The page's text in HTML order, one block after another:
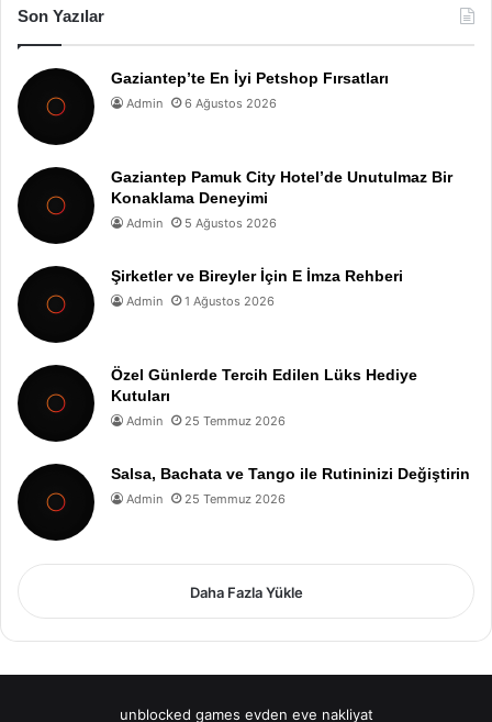
Son Yazılar
Gaziantep’te En İyi Petshop Fırsatları
Admin 6 Ağustos 2026
Gaziantep Pamuk City Hotel’de Unutulmaz Bir
Konaklama Deneyimi
Admin 5 Ağustos 2026
Şirketler ve Bireyler İçin E İmza Rehberi
Admin 1 Ağustos 2026
Özel Günlerde Tercih Edilen Lüks Hediye
Kutuları
Admin 25 Temmuz 2026
Salsa, Bachata ve Tango ile Rutininizi Değiştirin
Admin 25 Temmuz 2026
Daha Fazla Yükle
unblocked games evden eve nakliyat